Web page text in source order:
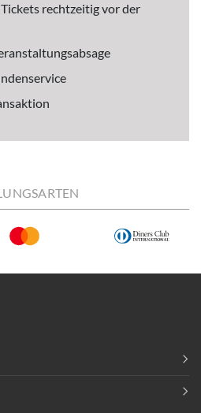
rechtzeitig vor der